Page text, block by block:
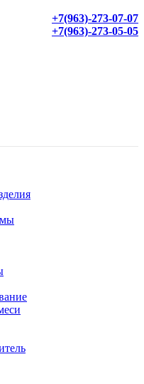
+7(963)-273-07-07
+7(963)-273-05-05